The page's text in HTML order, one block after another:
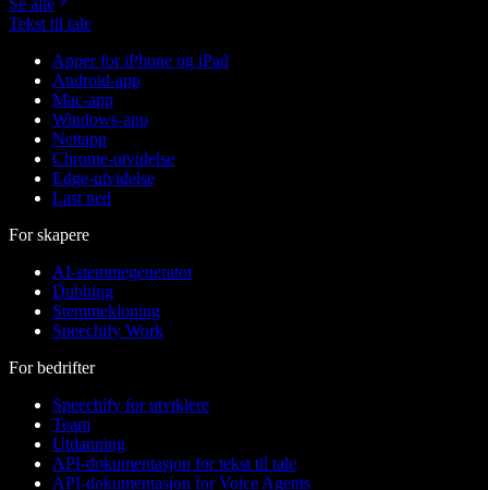
Se alle
Tekst til tale
Apper for iPhone og iPad
Android-app
Mac-app
Windows-app
Nettapp
Chrome-utvidelse
Edge-utvidelse
Last ned
For skapere
AI-stemmegenerator
Dubbing
Stemmekloning
Speechify Work
For bedrifter
Speechify for utviklere
Team
Utdanning
API-dokumentasjon for tekst til tale
API-dokumentasjon for Voice Agents